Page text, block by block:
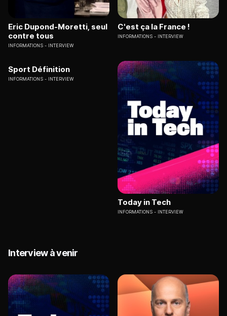
Eric Dupond-Moretti, seul
contre tous
INFORMATIONS INTERVIEW
C'est ça la France !
INFORMATIONS INTERVIEW
Sport Définition
INFORMATIONS INTERVIEW
Today in Tech
INFORMATIONS INTERVIEW
Interview à venir